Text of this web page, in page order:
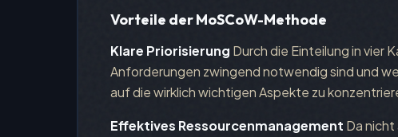
Vorteile der MoSCoW-Methode
Klare Priorisierung Durch die Einteilung in vier
Anforderungen zwingend notwendig sind und
auf die wirklich wichtigen Aspekte zu
Effektives Ressourcenmanagement Da